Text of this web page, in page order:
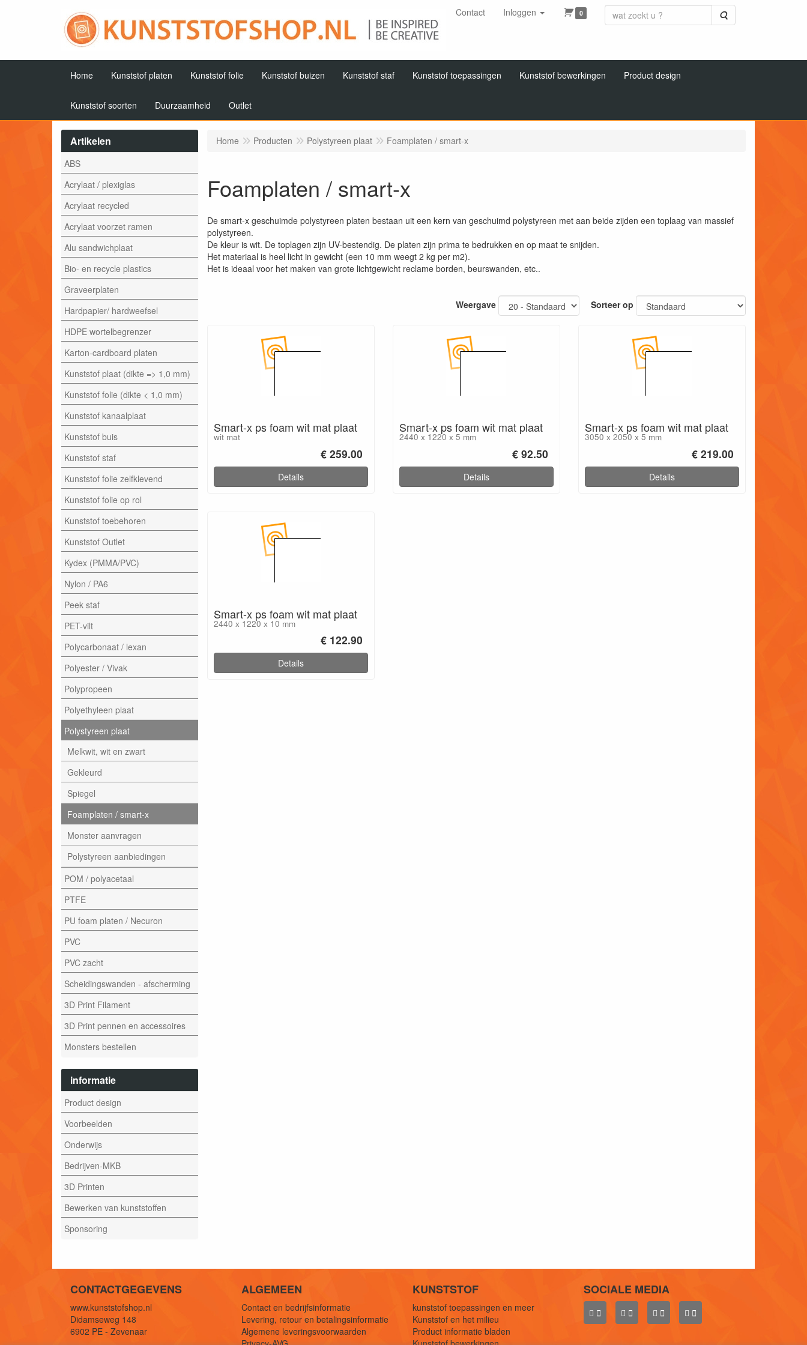
Contact Inloggen 0 Zoeken
Home Kunststof platen Kunststof folie Kunststof buizen Kunststof staf Kunststof toepassingen Kunststof bewerkingen Product design
Kunststof soorten Duurzaamheid Outlet
Artikelen
ABS
Acrylaat / plexiglas
Acrylaat recycled
Acrylaat voorzet ramen
Alu sandwichplaat
Bio- en recycle plastics
Graveerplaten
Hardpapier/ hardweefsel
HDPE wortelbegrenzer
Karton-cardboard platen
Kunststof plaat (dikte => 1,0 mm)
Kunststof folie (dikte < 1,0 mm)
Kunststof kanaalplaat
Kunststof buis
Kunststof staf
Kunststof folie zelfklevend
Kunststof folie op rol
Kunststof toebehoren
Kunststof Outlet
Kydex (PMMA/PVC)
Nylon / PA6
Peek staf
PET-vilt
Polycarbonaat / lexan
Polyester / Vivak
Polypropeen
Polyethyleen plaat
Polystyreen plaat
Melkwit, wit en zwart
Gekleurd
Spiegel
Foamplaten / smart-x
Monster aanvragen
Polystyreen aanbiedingen
POM / polyacetaal
PTFE
PU foam platen / Necuron
PVC
PVC zacht
Scheidingswanden - afscherming
3D Print Filament
3D Print pennen en accessoires
Monsters bestellen
informatie
Product design
Voorbeelden
Onderwijs
Bedrijven-MKB
3D Printen
Bewerken van kunststoffen
Sponsoring
Home Producten Polystyreen plaat Foamplaten / smart-x
Foamplaten / smart-x
De smart-x geschuimde polystyreen platen bestaan uit een kern van geschuimd polystyreen met aan beide zijden een toplaag van massief
polystyreen.
De kleur is wit. De toplagen zijn UV-bestendig. De platen zijn prima te bedrukken en op maat te snijden.
Het materiaal is heel licht in gewicht (een 10 mm weegt 2 kg per m2).
Het is ideaal voor het maken van grote lichtgewicht reclame borden, beurswanden, etc..
Weergave Sorteer op
Smart-x ps foam wit mat plaat
wit mat
€ 259.00
Details
Smart-x ps foam wit mat plaat
2440 x 1220 x 5 mm
€ 92.50
Details
Smart-x ps foam wit mat plaat
3050 x 2050 x 5 mm
€ 219.00
Details
Smart-x ps foam wit mat plaat
2440 x 1220 x 10 mm
€ 122.90
Details
CONTACTGEGEVENS
www.kunststofshop.nl
Didamseweg 148
6902 PE - Zevenaar
ALGEMEEN
Contact en bedrijfsinformatie
Levering, retour en betalingsinformatie
Algemene leveringsvoorwaarden
KUNSTSTOF
kunststof toepassingen en meer
Kunststof en het milieu
Product informatie bladen
SOCIALE MEDIA